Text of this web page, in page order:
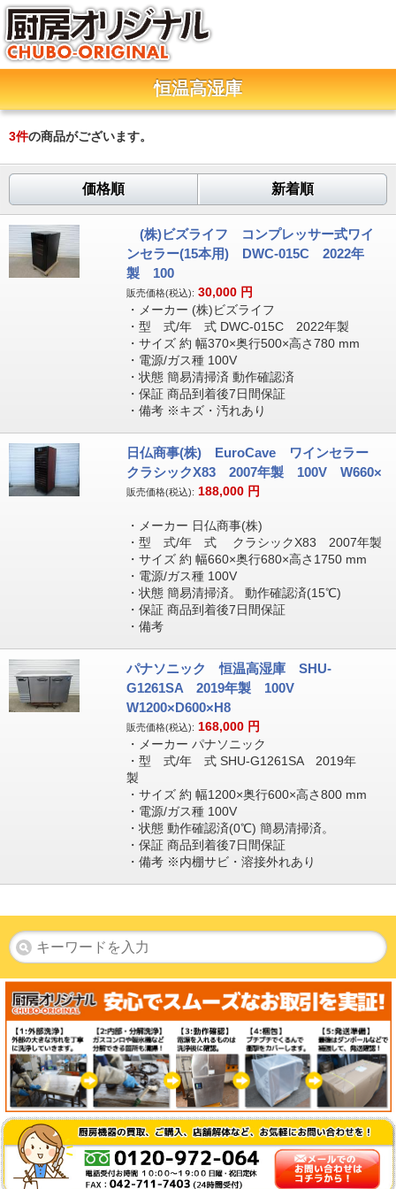
恒温高湿庫
3件の商品がございます。
価格順 新着順
(株)ビズライフ コンプレッサー式ワイ
ンセラー(15本用) DWC-015C 2022年
製 100
販売価格(税込): 30,000 円
・メーカー (株)ビズライフ
・型 式/年 式 DWC-015C 2022年製
・サイズ 約 幅370×奥行500×高さ780 mm
・電源/ガス種 100V
・状態 簡易清掃済 動作確認済
・保証 商品到着後7日間保証
・備考 ※キズ・汚れあり
日仏商事(株) EuroCave ワインセラー
クラシックX83 2007年製 100V W660×
販売価格(税込): 188,000 円
・メーカー 日仏商事(株)
・型 式/年 式 クラシックX83 2007年製
・サイズ 約 幅660×奥行680×高さ1750 mm
・電源/ガス種 100V
・状態 簡易清掃済。 動作確認済(15℃)
・保証 商品到着後7日間保証
・備考
パナソニック 恒温高湿庫 SHU-
G1261SA 2019年製 100V
W1200×D600×H8
販売価格(税込): 168,000 円
・メーカー パナソニック
・型 式/年 式 SHU-G1261SA 2019年
製
・サイズ 約 幅1200×奥行600×高さ800 mm
・電源/ガス種 100V
・状態 動作確認済(0℃) 簡易清掃済。
・保証 商品到着後7日間保証
・備考 ※内棚サビ・溶接外れあり